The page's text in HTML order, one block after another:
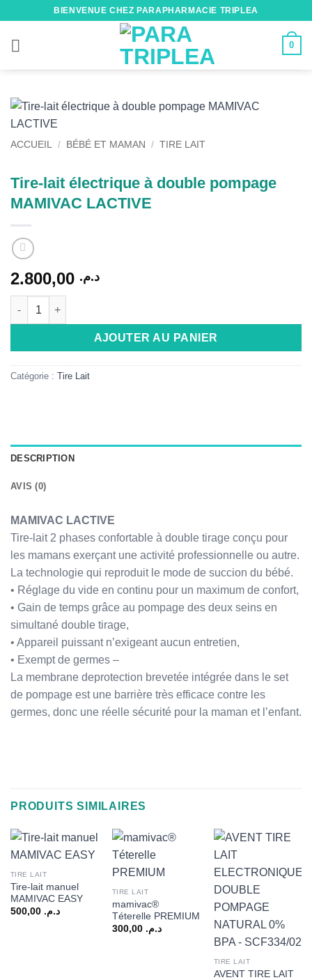
contenu
BIENVENUE CHEZ PARAPHARMACIE TRIPLEA
0
ACCUEIL / BÉBÉ ET MAMAN / TIRE LAIT
Tire-lait électrique à double pompage
MAMIVAC LACTIVE
د.م.
quantité de Tire-lait électrique à double pompage MAMIVAC
AJOUTER AU PANIER
Alternative:
Catégorie : Tire Lait
DESCRIPTION
AVIS (0)
MAMIVAC LACTIVE
Tire-lait 2 phases confortable à double tirage conçu pour
les mamans exerçant une activité professionnelle ou autre.
La technologie qui reproduit le mode de succion du bébé.
• Réglage du vide en continu pour un maximum de confort,
• Gain de temps grâce au pompage des deux seins en
simultané double tirage,
• Appareil puissant n’exigeant aucun entretien,
• Exempt de germes –
La membrane deprotection brevetée intégrée dans le set
de pompage est une barrière très efficace contre les
germes, donc une réelle sécurité pour la maman et l’enfant.
PRODUITS SIMILAIRES
TIRE LAIT
Tire-lait manuel
MAMIVAC EASY
د.م. 500,00
TIRE LAIT
mamivac®
Téterelle PREMIUM
د.م. 300,00
TIRE LAIT
AVENT TIRE LAIT